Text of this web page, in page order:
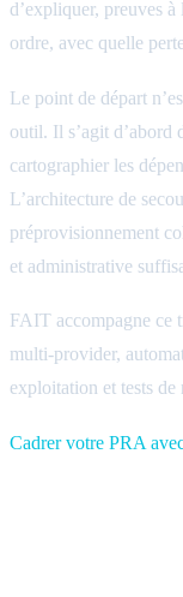
d’expliquer, preuves
ordre, avec quelle
Le point de départ
outil. Il s’agit d’abord
cartographier les
L’architecture de
préprovisionnement
et administrative
FAIT accompagne ce
multi-provider,
exploitation et tests de
Cadrer votre PRA